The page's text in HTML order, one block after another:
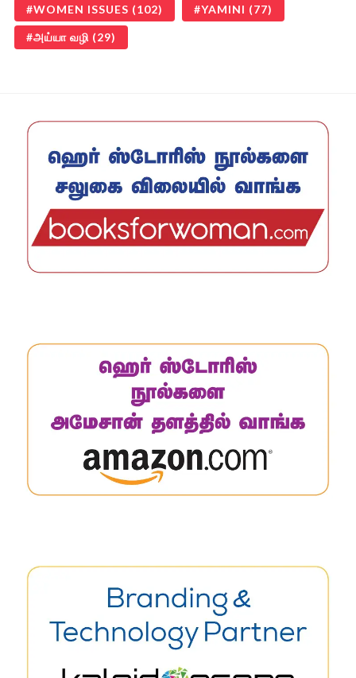
WOMEN ISSUES (102) YAMINI (77)
அய்யா வழி (29)